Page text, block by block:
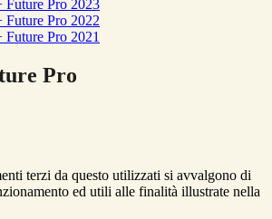
Future Pro 2023
Future Pro 2022
Future Pro 2021
Pro
terzi da questo utilizzati si avvalgono di
ed utili alle finalità illustrate nella